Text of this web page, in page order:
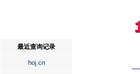
最近查询记录
hoj.cn